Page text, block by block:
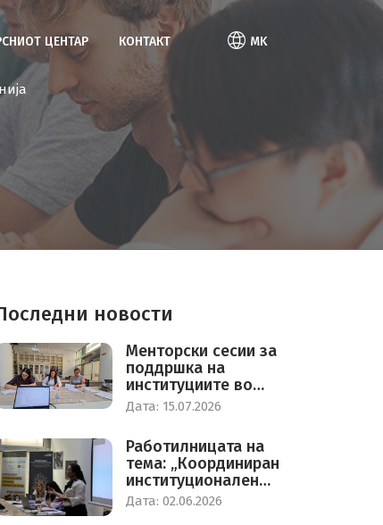
ЦЕНТАР КОНТАКТ MK
новости
Mенторски сесии за
поддршка на
институциите во
процесот на
родово одговорно
буџетирање
Дата: 15.07.2026
Работилницата на
тема: „Координиран
институционален
одговор за заштита
од насилство врз
Дата: 02.06.2026